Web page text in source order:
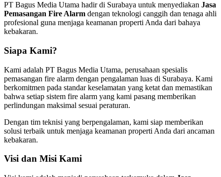
PT Bagus Media Utama hadir di Surabaya untuk menyediakan Jasa
Pemasangan Fire Alarm dengan teknologi canggih dan tenaga ahli
profesional guna menjaga keamanan properti Anda dari bahaya
kebakaran.
Siapa Kami?
Kami adalah PT Bagus Media Utama, perusahaan spesialis
pemasangan fire alarm dengan pengalaman luas di Surabaya. Kami
berkomitmen pada standar keselamatan yang ketat dan memastikan
bahwa setiap sistem fire alarm yang kami pasang memberikan
perlindungan maksimal sesuai peraturan.
Dengan tim teknisi yang berpengalaman, kami siap memberikan
solusi terbaik untuk menjaga keamanan properti Anda dari ancaman
kebakaran.
Visi dan Misi Kami